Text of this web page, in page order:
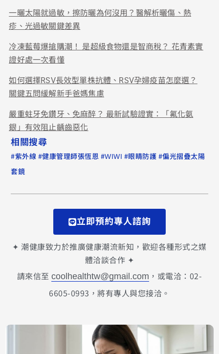
一曬太陽就過敏，擦防曬為何沒用？醫解析曬傷、熱
疹、光過敏關鍵差異
冷凍藍莓爆搶購潮！ 是超級食物還是智商稅？ 花青素實
證好處一次看懂
如何選擇RSV長效型單株抗體、RSV孕婦疫苗怎麼選？
關鍵五問緩解新手爸媽焦慮
嚴重蛀牙免鑽牙、免麻醉？ 最新試驗證實：「氟化氨
銀」有效阻止齲齒惡化
相關搜尋
#紫外線 #健康管理師張恆恩 #WIWI #眼睛防護 #偏光摺疊太陽
套鏡
立即預約專人諮詢
✦ 潮健康致力於推廣健康潮流新知，歡迎各種形式之媒
體洽談合作 ✦
請來信至coolhealthtw@gmail.com ，或電洽：02-
6605-0993，將有專人與您接洽。